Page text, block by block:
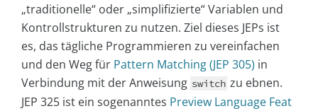
„traditionelle“ oder „simplifizierte“ Variablen und
Kontrollstrukturen zu nutzen. Ziel dieses JEPs ist
es, das tägliche Programmieren zu vereinfachen
und den Weg für Pattern Matching (JEP 305) in
Verbindung mit der Anweisung switch zu ebnen.
JEP 325 ist ein sogenanntes Preview Language Feat